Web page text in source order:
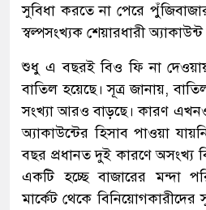
সুবিধা করতে না পেরে
স্বল্পসংখ্যক শেয়ারধারী
শুধু এ বছরই বিও ফি না
বাতিল হয়েছে। সূত্র জানায়,
সংখ্যা আরও বাড়ছে। কারণ
অ্যাকাউন্টের হিসাব পাওয়া
বছর প্রধানত দুই কারণে অসংখ্য
একটি হচ্ছে বাজারের মন্দা
মার্কেট থেকে